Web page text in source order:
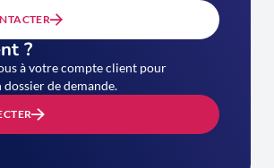
?
à votre compte client pour
de demande.